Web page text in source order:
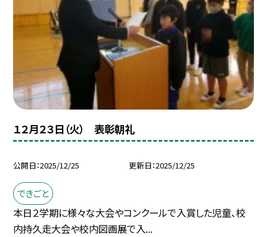
１２月２３日（火） 表彰朝礼
公開日 2025/12/25 更新日 2025/12/25
できごと
本日２学期に様々な大会やコンクールで入賞した児童、校
内持久走大会や校内図画展で入...